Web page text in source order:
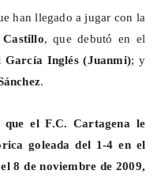
han llegado a jugar con la
, que debutó en el
García Inglés (Juanmi); y
.
que el F.C. Cartagena le
goleada del 1-4 en el
8 de noviembre de 2009,